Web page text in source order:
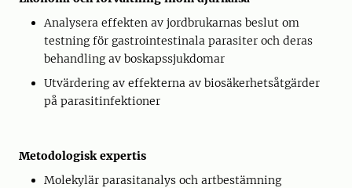
Analysera effekten av jordbrukarnas beslut om
testning för gastrointestinala parasiter och deras
behandling av boskapssjukdomar
Utvärdering av effekterna av biosäkerhetsåtgärder
på parasitinfektioner
Metodologisk expertis
Molekylär parasitanalys och artbestämning